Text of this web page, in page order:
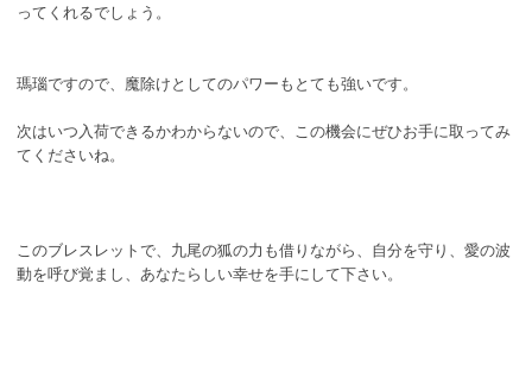
ってくれるでしょう。
瑪瑙ですので、魔除けとしてのパワーもとても強いです。
次はいつ入荷できるかわからないので、この機会にぜひお手に取ってみ
てくださいね。
このブレスレットで、九尾の狐の力も借りながら、自分を守り、愛の波
動を呼び覚まし、あなたらしい幸せを手にして下さい。